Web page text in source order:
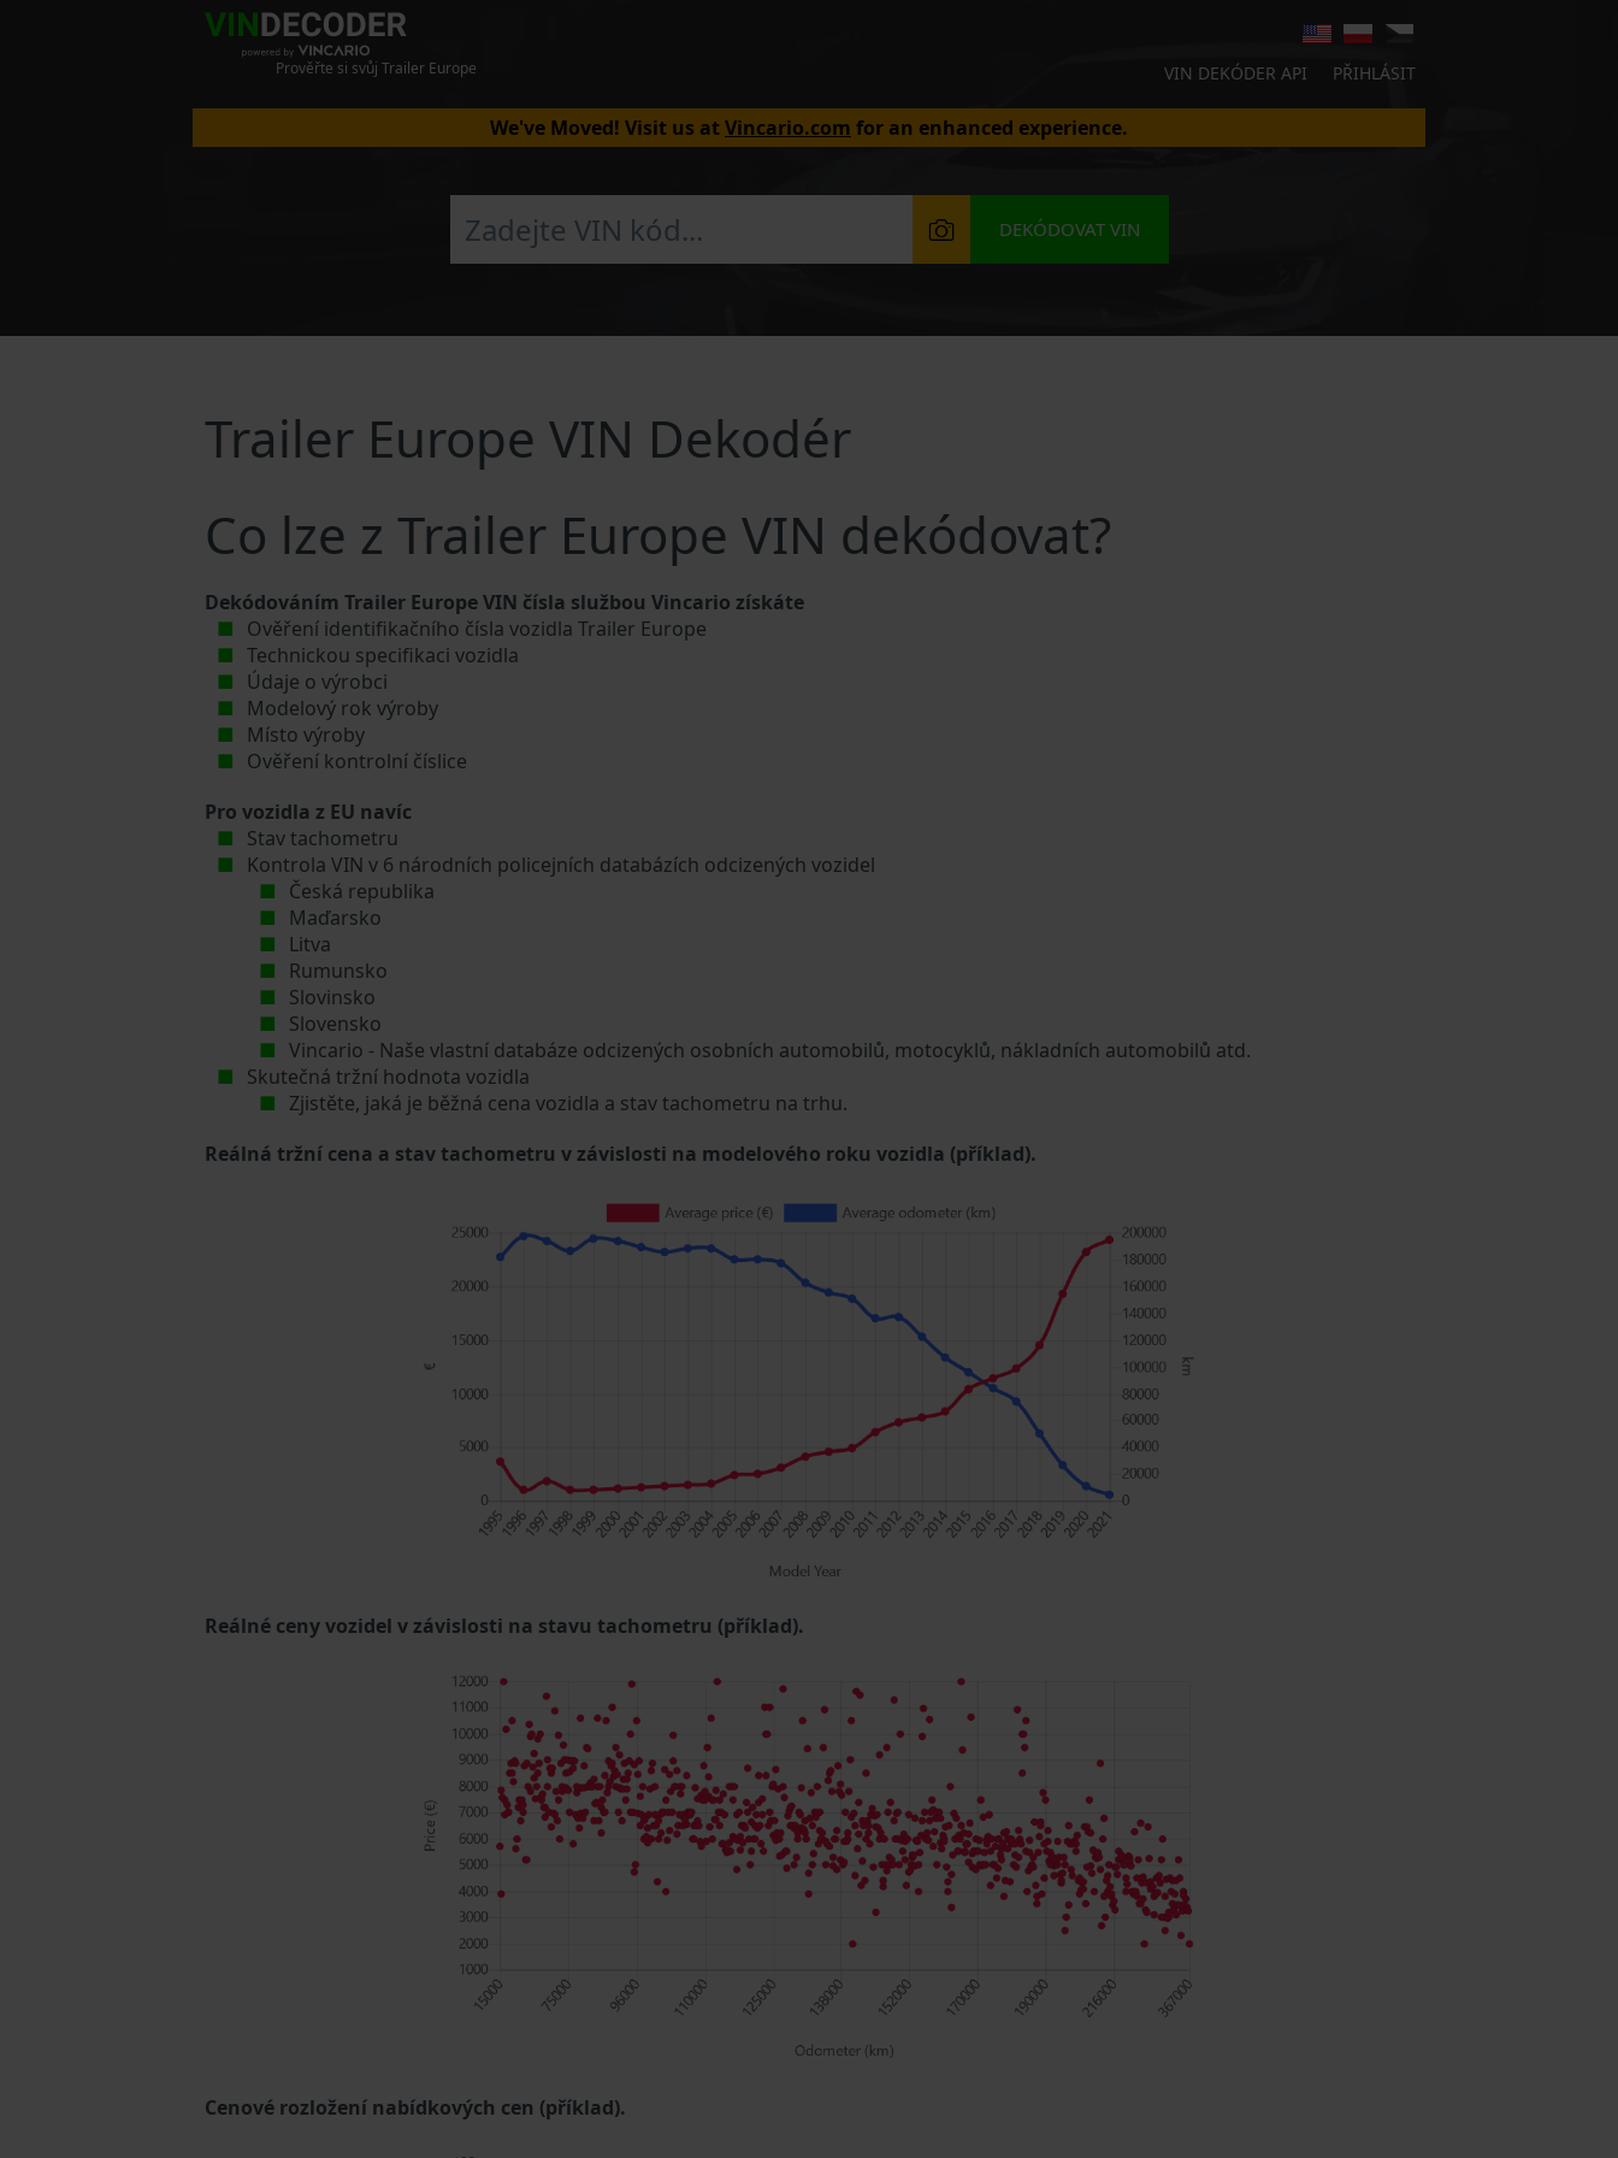
Prověřte si svůj Trailer Europe VIN DEKÓDER API PŘIHLÁSIT
We've Moved! Visit us atVincario.com for an enhanced experience.
DEKÓDOVAT VIN
Trailer Europe VIN Dekodér
Co lze z Trailer Europe VIN dekódovat?
Dekódováním Trailer Europe VIN čísla službou Vincario získáte
Ověření identifikačního čísla vozidla Trailer Europe
Technickou specifikaci vozidla
Údaje o výrobci
Modelový rok výroby
Místo výroby
Ověření kontrolní číslice
Pro vozidla z EU navíc
Stav tachometru
Kontrola VIN v 6 národních policejních databázích odcizených vozidel
Česká republika
Maďarsko
Litva
Rumunsko
Slovinsko
Slovensko
Vincario - Naše vlastní databáze odcizených osobních automobilů, motocyklů, nákladních automobilů atd.
Skutečná tržní hodnota vozidla
Zjistěte, jaká je běžná cena vozidla a stav tachometru na trhu.
Reálná tržní cena a stav tachometru v závislosti na modelového roku vozidla (příklad).
Reálné ceny vozidel v závislosti na stavu tachometru (příklad).
Cenové rozložení nabídkových cen (příklad).